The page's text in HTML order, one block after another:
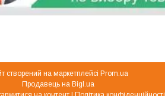
створений на маркетплейсі Prom.ua
Продавець на Bigl.ua